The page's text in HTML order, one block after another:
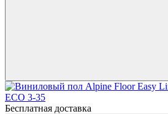
Бесплатная доставка